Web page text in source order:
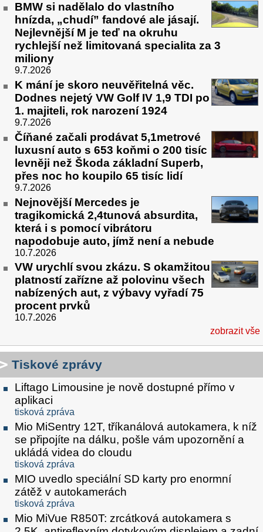
BMW si nadělalo do vlastního
hnízda, „chudí” fandové ale jásají.
Nejlevnější M je teď na okruhu
rychlejší než limitovaná specialita za 3
miliony
9.7.2026
K mání je skoro neuvěřitelná věc.
Dodnes nejetý VW Golf IV 1,9 TDI po
1. majiteli, rok narození 1924
9.7.2026
Číňané začali prodávat 5,1metrové
luxusní auto s 653 koňmi o 200 tisíc
levněji než Škoda základní Superb,
přes noc ho koupilo 65 tisíc lidí
9.7.2026
Nejnovější Mercedes je
tragikomická 2,4tunová absurdita,
která i s pomocí vibrátoru
napodobuje auto, jímž není a nebude
10.7.2026
VW urychlí svou zkázu. S okamžitou
platností zařízne až polovinu všech
nabízených aut, z výbavy vyřadí 75
procent prvků
10.7.2026
zobrazit vše
Tiskové zprávy
Liftago Limousine je nově dostupné přímo v
aplikaci
tisková zpráva
Mio MiSentry 12T, tříkanálová autokamera, k níž
se připojíte na dálku, pošle vám upozornění a
ukládá videa do cloudu
tisková zpráva
MIO uvedlo speciální SD karty pro enormní
zátěž v autokamerách
tisková zpráva
Mio MiVue R850T: zrcátková autokamera s